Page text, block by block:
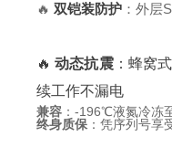
🔥双铠装防护 ：外层
🔥动态抗震：蜂窝
续工作不漏电
兼容 ：-196℃液氮冷冻
终身质保 ：凭序列号享